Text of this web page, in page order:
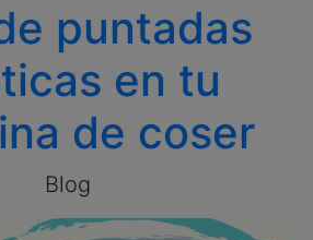
puntadas
en tu
de coser
Blog